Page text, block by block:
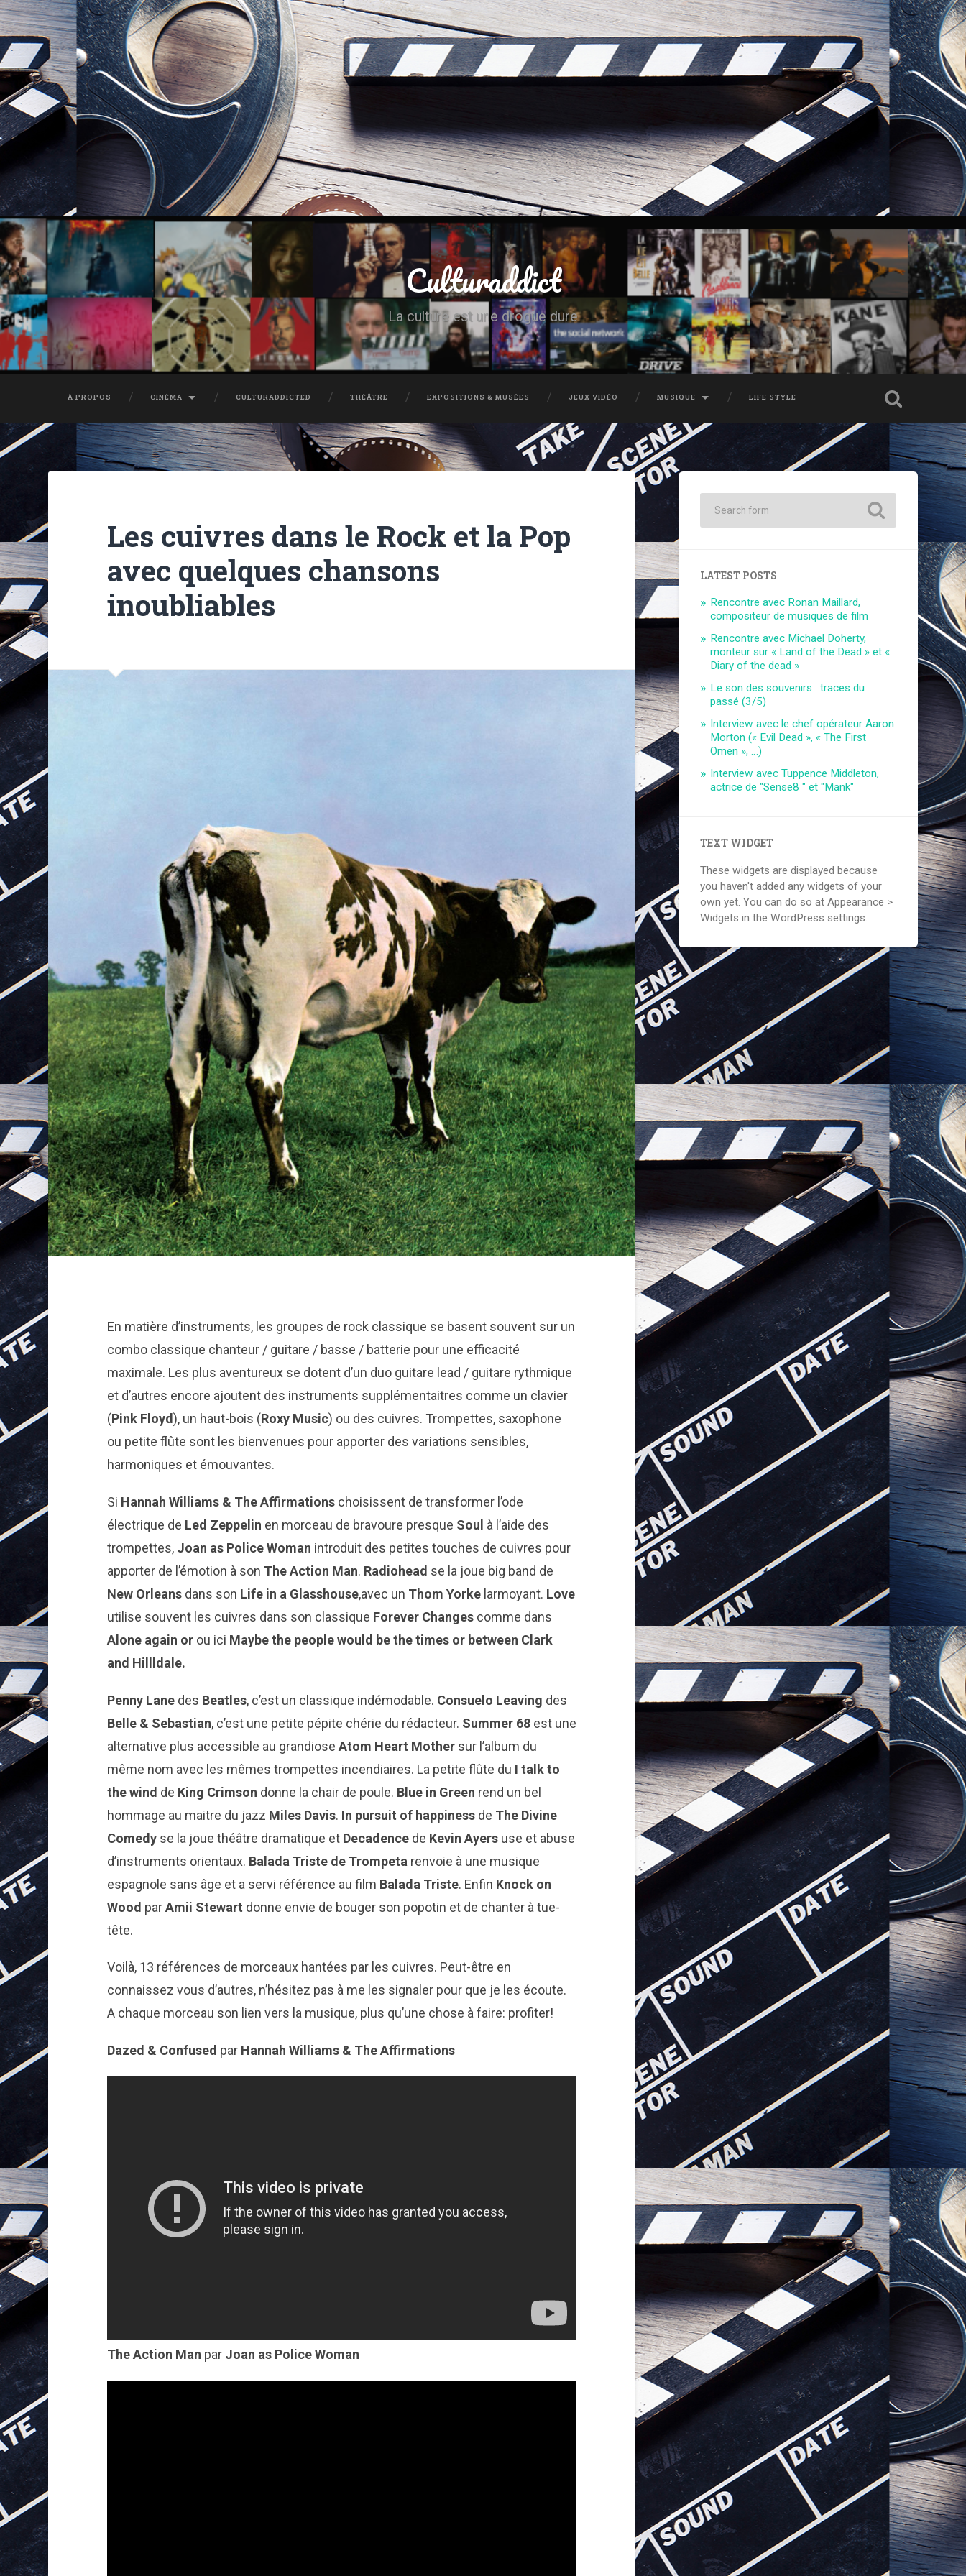
Culturaddict
La culture est une drogue dure
À PROPOS CINÉMA CULTURADDICTED THÉÂTRE EXPOSITIONS & MUSÉES JEUX VIDÉO MUSIQUE LIFE STYLE
Les cuivres dans le Rock et la Pop
avec quelques chansons
inoubliables
En matière d’instruments, les groupes de rock classique se basent souvent sur un
combo classique chanteur / guitare / basse / batterie pour une efficacité
maximale. Les plus aventureux se dotent d’un duo guitare lead / guitare rythmique
et d’autres encore ajoutent des instruments supplémentaitres comme un clavier
(Pink Floyd), un haut-bois (Roxy Music) ou des cuivres. Trompettes, saxophone
ou petite flûte sont les bienvenues pour apporter des variations sensibles,
harmoniques et émouvantes.
Si Hannah Williams & The Affirmationschoisissent de transformer l’ode
électrique de Led Zeppelin en morceau de bravoure presque Soul à l’aide des
trompettes, Joan as Police Woman introduit des petites touches de cuivres pour
apporter de l’émotion à son The Action Man. Radiohead se la joue big band de
New Orleansdans son Life in a Glasshouse,avec un Thom Yorkelarmoyant. Love
utilise souvent les cuivres dans son classique Forever Changescomme dans
Alone again orou ici Maybe the people would be the times or between Clark
and Hillldale.
Penny Lane des Beatles, c’est un classique indémodable. Consuelo Leaving des
Belle & Sebastian, c’est une petite pépite chérie du rédacteur. Summer 68 est une
alternative plus accessible au grandiose Atom Heart Mothersur l’album du
même nom avec les mêmes trompettes incendiaires. La petite flûte du I talk to
the wind de King Crimson donne la chair de poule. Blue in Green rend un bel
hommage au maitre du jazz Miles Davis. In pursuit of happinessde The Divine
Comedyse la joue théâtre dramatique et Decadence de Kevin Ayersuse et abuse
d’instruments orientaux. Balada Triste de Trompeta renvoie à une musique
espagnole sans âge et a servi référence au film Balada Triste. Enfin Knock on
Wood parAmii Stewart donne envie de bouger son popotin et de chanter à tue-
tête.
Voilà, 13 références de morceaux hantées par les cuivres. Peut-être en
connaissez vous d’autres, n’hésitez pas à me les signaler pour que je les écoute.
A chaque morceau son lien vers la musique, plus qu’une chose à faire: profiter!
Dazed & Confused par Hannah Williams & The Affirmations
The Action Man par Joan as Police Woman
LATEST POSTS
Rencontre avec Ronan Maillard,
compositeur de musiques de film
Rencontre avec Michael Doherty,
monteur sur « Land of the Dead » et «
Diary of the dead »
Le son des souvenirs : traces du
passé (3/5)
Interview avec le chef opérateur Aaron
Morton (« Evil Dead », « The First
Omen », …)
Interview avec Tuppence Middleton,
actrice de "Sense8 " et "Mank"
TEXT WIDGET
These widgets are displayed because
you haven't added any widgets of your
own yet. You can do so at Appearance >
Widgets in the WordPress settings.